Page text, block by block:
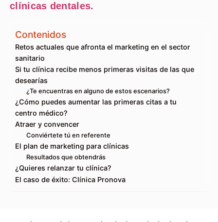
clínicas dentales.
Contenidos
Retos actuales que afronta el marketing en el sector
sanitario
Si tu clínica recibe menos primeras visitas de las que
desearías
¿Te encuentras en alguno de estos escenarios?
¿Cómo puedes aumentar las primeras citas a tu
centro médico?
Atraer y convencer
Conviértete tú en referente
El plan de marketing para clínicas
Resultados que obtendrás
¿Quieres relanzar tu clínica?
El caso de éxito: Clínica Pronova